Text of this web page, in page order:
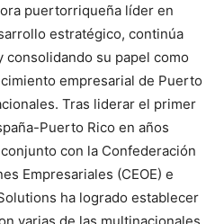
puertorriqueña líder en
estratégico, continúa
consolidando su papel como
empresarial de Puerto
Tras liderar el primer
Puerto Rico en años
con la Confederación
Empresariales (CEOE) e
ha logrado establecer